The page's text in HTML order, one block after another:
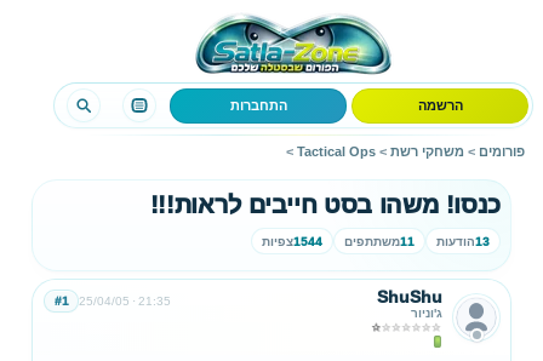
הרשמה התחברות
פורומים > משחקי רשת >
Tactical Ops
>
כנסו! משהו בסט חייבים לראות!!!
13הודעות 11משתתפים 1544צפיות
ShuShu
ג'וניור
25/04/05 21:35
#1